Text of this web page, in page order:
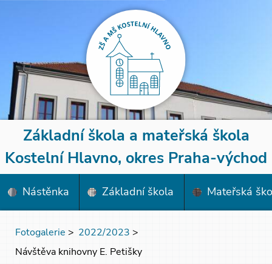
Základní škola a mateřská škola
Kostelní Hlavno, okres Praha-východ
Nástěnka Základní škola Mateřská
Fotogalerie > 2022/2023 >
Návštěva knihovny E. Petišky